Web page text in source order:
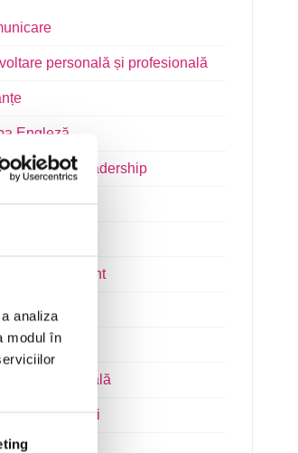
analiza
modul în
personală și profesională
Engleză
și Leadership
Office
Management
Umane
clienți
Digitală
și negocieri